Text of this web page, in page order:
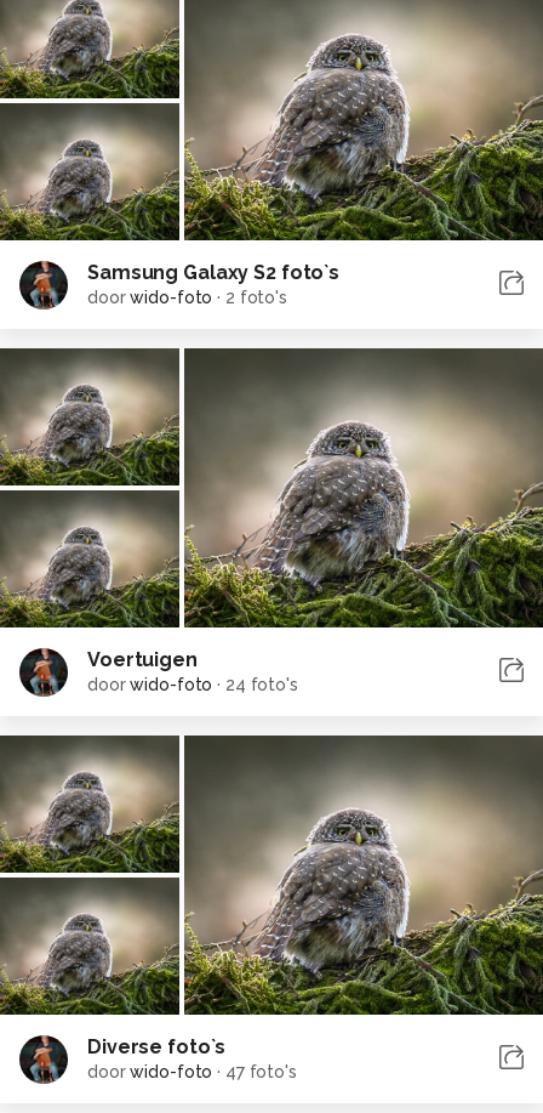
Samsung Galaxy S2 foto`s
doorwido-foto · 2 foto's
Voertuigen
doorwido-foto · 24 foto's
Diverse foto`s
doorwido-foto · 47 foto's